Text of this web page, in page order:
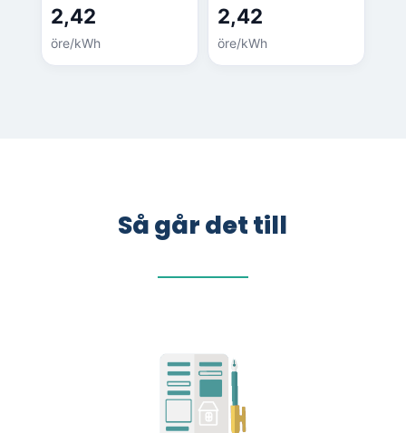
2,42
öre/kWh
2,42
öre/kWh
Så går det till